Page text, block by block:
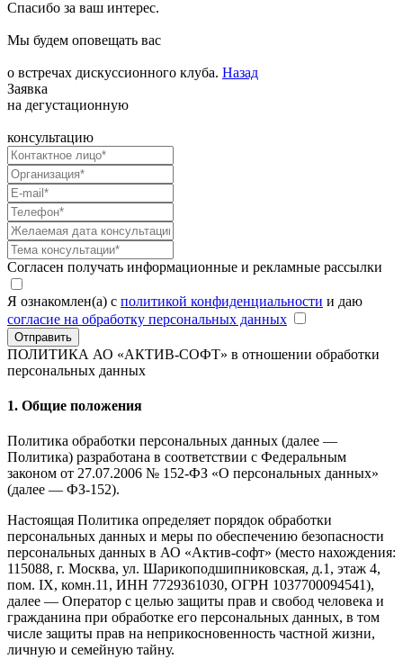
Спасибо за ваш интерес.
Мы будем оповещать вас
о встречах дискуссионного клуба. Назад
Заявка
на дегустационную
консультацию
Согласен получать информационные и рекламные рассылки
Я ознакомлен(а) с политикой конфиденциальности и даю
согласие на обработку персональных данных
Отправить
ПОЛИТИКА АО «АКТИВ-СОФТ» в отношении обработки
персональных данных
1. Общие положения
Политика обработки персональных данных (далее —
Политика) разработана в соответствии с Федеральным
законом от 27.07.2006 № 152-ФЗ «О персональных данных»
(далее — ФЗ-152).
Настоящая Политика определяет порядок обработки
персональных данных и меры по обеспечению безопасности
персональных данных в АО «Актив-софт» (место нахождения:
115088, г. Москва, ул. Шарикоподшипниковская, д.1, этаж 4,
пом. IX, комн.11, ИНН 7729361030, ОГРН 1037700094541),
далее — Оператор с целью защиты прав и свобод человека и
гражданина при обработке его персональных данных, в том
числе защиты прав на неприкосновенность частной жизни,
личную и семейную тайну.